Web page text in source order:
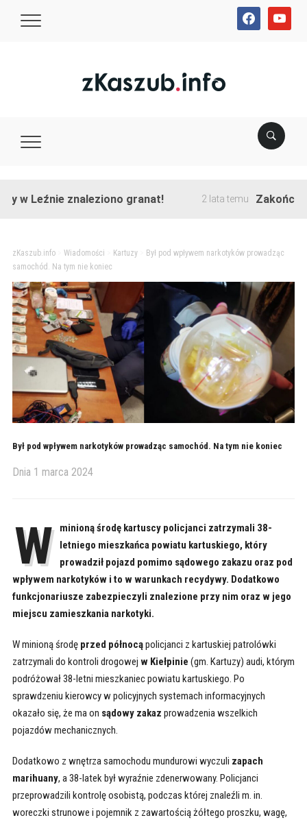
facebookyoutube
znaleziono granat! 2 lata temu Zakończono
zKaszub.info> Wiadomości Kartuzy>
Był pod wpływem narkotyków prowadząc
samochód. Na tym nie koniec
Był pod wpływem narkotyków prowadząc samochód. Na tym nie koniec
Dnia 1 marca 2024
W
minioną środę kartuscy policjanci zatrzymali 38-
letniego mieszkańca powiatu kartuskiego, który
prowadził pojazd pomimo sądowego zakazu oraz pod
wpływem narkotyków i to w warunkach recydywy. Dodatkowo
funkcjonariusze zabezpieczyli znalezione przy nim oraz w jego
miejscu zamieszkania narkotyki.
W minioną środę przed północąpolicjanci z kartuskiej patrolówki
zatrzymali do kontroli drogowej w Kiełpinie (gm. Kartuzy) audi, którym
podróżował 38-letni mieszkaniec powiatu kartuskiego. Po
sprawdzeniu kierowcy w policyjnych systemach informacyjnych
okazało się, że ma on sądowy zakaz prowadzenia wszelkich
pojazdów mechanicznych.
Dodatkowo z wnętrza samochodu mundurowi wyczuli zapach
marihuany, a 38-latek był wyraźnie zdenerwowany. Policjanci
przeprowadzili kontrolę osobistą, podczas której znaleźli m. in.
woreczki strunowe i pojemnik z zawartością żółtego proszku, wagę,